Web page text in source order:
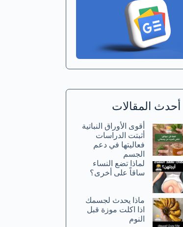
أحدث المقالات
أقوى الأوراق النباتية
أثبتت الدراسات
فعاليتها في دعم
الجسم
لماذا تضع النساء
ساقاً على أخرى؟
ماذا يحدث لجسمك
اذا اكلت موزة قبل
النوم